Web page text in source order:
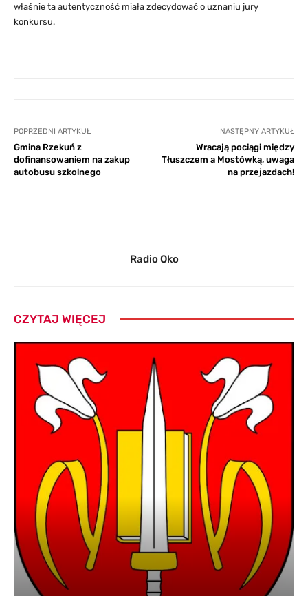
właśnie ta autentyczność miała zdecydować o uznaniu jury
konkursu.
POPRZEDNI ARTYKUŁ
Gmina Rzekuń z
dofinansowaniem na zakup
autobusu szkolnego
NASTĘPNY ARTYKUŁ
Wracają pociągi między
Tłuszczem a Mostówką, uwaga
na przejazdach!
Radio Oko
CZYTAJ WIĘCEJ